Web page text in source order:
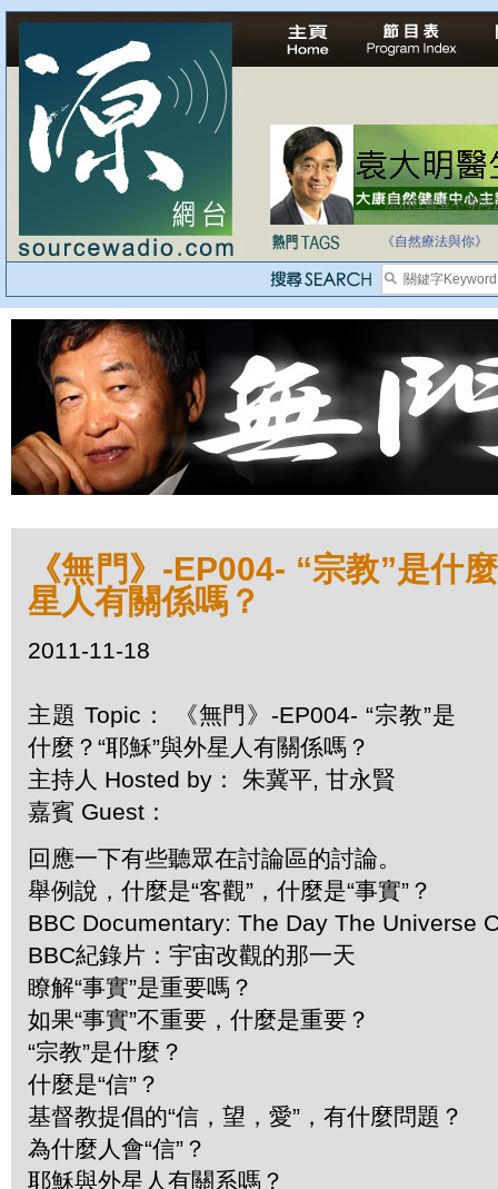
法治社會並不等同
《自然療法與你》
《無門》-EP004- “宗教”是什
星人有關係嗎？
2011-11-18
主題 Topic： 《無門》-EP004- “宗教”是
什麼？“耶穌”與外星人有關係嗎？
主持人 Hosted by： 朱冀平, 甘永賢
嘉賓 Guest：
回應一下有些聽眾在討論區的討論。
舉例說，什麼是“客觀”，什麼是“事實”？
BBC Documentary: The Day The Universe
BBC紀錄片：宇宙改觀的那一天
瞭解“事實”是重要嗎？
如果“事實”不重要，什麼是重要？
“宗教”是什麼？
什麼是“信”？
基督教提倡的“信，望，愛”，有什麼問題？
為什麼人會“信”？
耶穌與外星人有關系嗎？